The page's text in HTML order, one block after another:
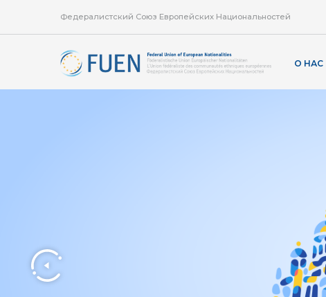
Федералистский Союз Европейских Национальностей
О НАС